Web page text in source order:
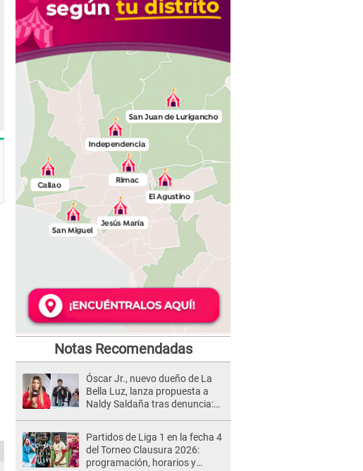
Notas Recomendadas
Óscar Jr., nuevo dueño de La
Bella Luz, lanza propuesta a
Naldy Saldaña tras denuncia:
Partidos de Liga 1 en la fecha 4
del Torneo Clausura 2026:
programación, horarios y